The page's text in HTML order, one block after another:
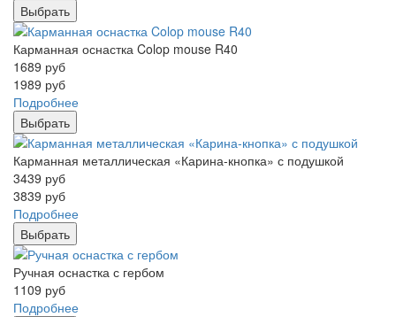
Выбрать
Карманная оснастка Colop mouse R40
1689 руб
1989 руб
Подробнее
Выбрать
Карманная металлическая «Карина-кнопка» с подушкой
3439 руб
3839 руб
Подробнее
Выбрать
Ручная оснастка с гербом
1109 руб
Подробнее